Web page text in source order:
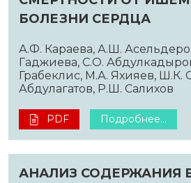
БОЛЕЗНИ СЕРДЦА
А.Ф. Караева, А.Ш.
Гаджиева, С.О.
Грабеклис, М.А. Яхияев, Ш.К.
Абдулагатов, Р.Ш. Салихов
PDF Подробнее...
АНАЛИЗ СОДЕРЖАНИЯ